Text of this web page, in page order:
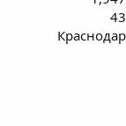
43
Краснодар